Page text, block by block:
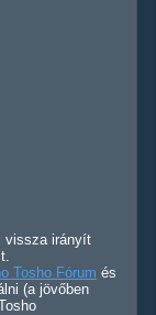
vissza irányít
Tosho Fórum és
(a jövőben